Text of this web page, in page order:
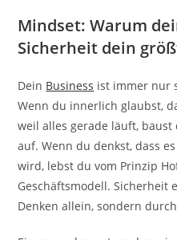
Mindset: Warum
Sicherheit dein
Dein Business ist immer nur
Wenn du innerlich glaubst,
weil alles gerade läuft, baust
auf. Wenn du denkst, dass
wird, lebst du vom Prinzip
Geschäftsmodell. Sicherheit
Denken allein, sondern